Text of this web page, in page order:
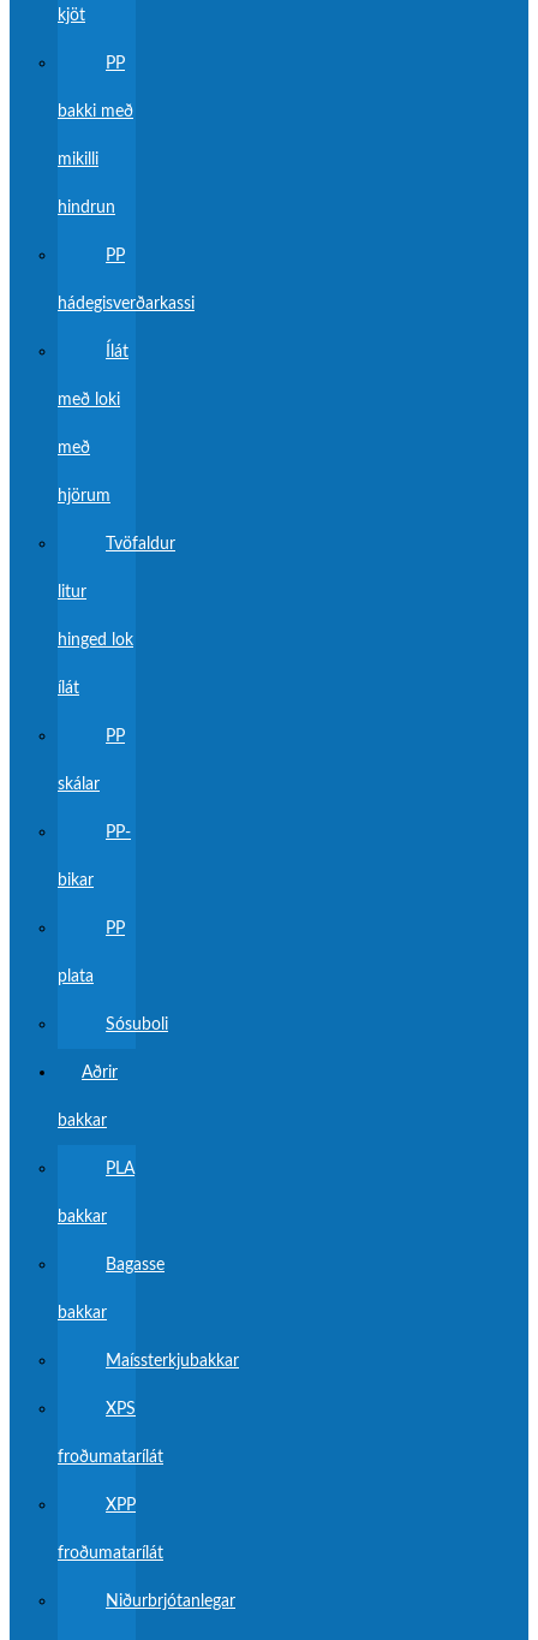
kjöt
PP
bakki með
mikilli
hindrun
PP
hádegisverðarkassi
Ílát
með loki
með
hjörum
Tvöfaldur
litur
hinged lok
ílát
PP
skálar
PP-
bikar
PP
plata
Sósuboli
Aðrir
bakkar
PLA
bakkar
Bagasse
bakkar
Maíssterkjubakkar
XPS
froðumatarílát
XPP
froðumatarílát
Niðurbrjótanlegar